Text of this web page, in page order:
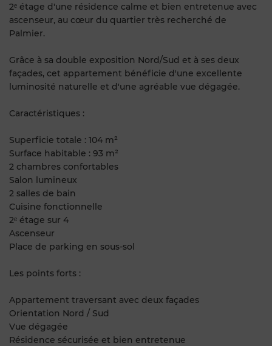
2ᵉ étage d'une résidence calme et bien entretenue avec
ascenseur, au cœur du quartier très recherché de
Palmier.
Grâce à sa double exposition Nord/Sud et à ses deux
façades, cet appartement bénéficie d'une excellente
luminosité naturelle et d'une agréable vue dégagée.
Caractéristiques :
Superficie totale : 104 m²
Surface habitable : 93 m²
2 chambres confortables
Salon lumineux
2 salles de bain
Cuisine fonctionnelle
2ᵉ étage sur 4
Ascenseur
Place de parking en sous-sol
Les points forts :
Appartement traversant avec deux façades
Orientation Nord / Sud
Vue dégagée
Résidence sécurisée et bien entretenue